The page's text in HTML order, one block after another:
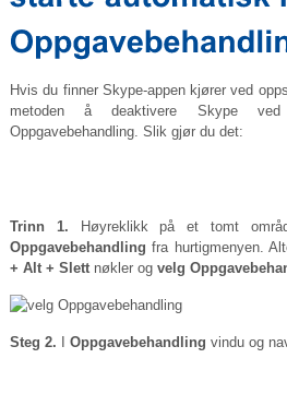
Hvis du finner Skype-appen kjører ved
metoden å deaktivere Skype
Oppgavebehandling. Slik gjør du det:
Trinn 1. Høyreklikk på et tomt
Oppgavebehandling fra hurtigmenyen.
+ Alt + Slettnøkler og velg
Steg 2. Oppgavebehandling vindu og